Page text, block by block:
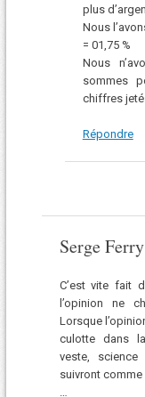
plus
Nous
= 01,75 %
Nous
sommes
chiffres
Répondre
Serge Ferry
C’est vite fait
l’opinion ne
Lorsque
culotte dans
veste,
suivront